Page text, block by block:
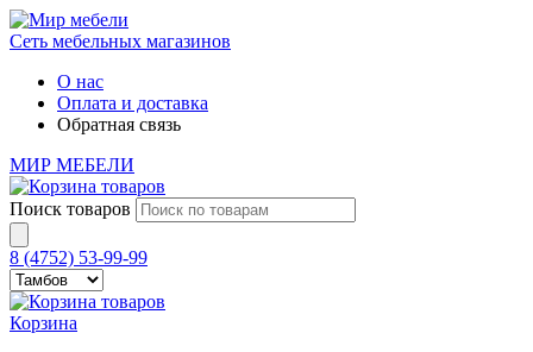
Сеть мебельных магазинов
О нас
Оплата и доставка
Обратная связь
МИР МЕБЕЛИ
Поиск товаров
8 (4752) 53-99-99
Корзина